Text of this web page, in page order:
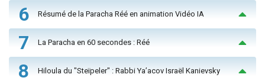
6 Résumé de la Paracha Réé en animation Vidéo IA
7 La Paracha en 60 secondes : Réé
8 Hiloula du "Steïpeler" : Rabbi Ya’acov Israël Kanievsky